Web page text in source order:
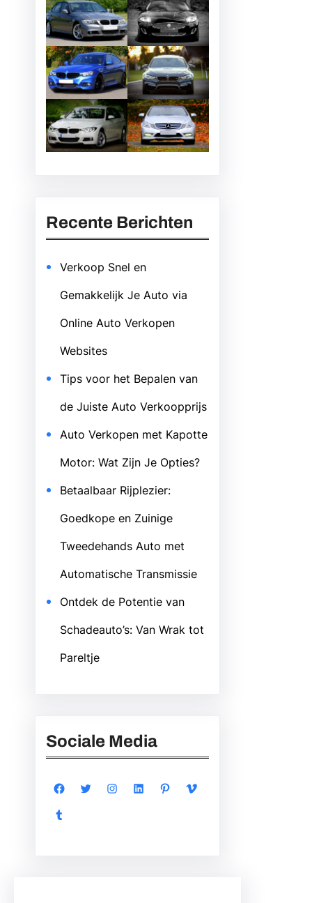
Recente Berichten
Verkoop Snel en
Gemakkelijk Je Auto via
Online Auto Verkopen
Websites
Tips voor het Bepalen van
de Juiste Auto Verkoopprijs
Auto Verkopen met Kapotte
Motor: Wat Zijn Je Opties?
Betaalbaar Rijplezier:
Goedkope en Zuinige
Tweedehands Auto met
Automatische Transmissie
Ontdek de Potentie van
Schadeauto’s: Van Wrak tot
Pareltje
Sociale Media
Facebook Twitter Instagram LinkedIn Pinterest
Vimeo
Tumblr